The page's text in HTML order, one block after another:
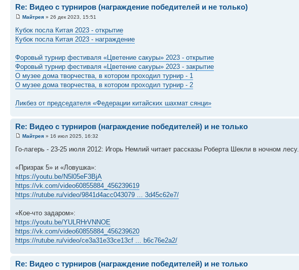
Re: Видео с турниров (награждение победителей и не только)
Майтрея » 26 дек 2023, 15:51
Кубок посла Китая 2023 - открытие
Кубок посла Китая 2023 - награждение
Форовый турнир фестиваля «Цветение сакуры» 2023 - открытие
Форовый турнир фестиваля «Цветение сакуры» 2023 - закрытие
О музее дома творчества, в котором проходил турнир - 1
О музее дома творчества, в котором проходил турнир - 2
Ликбез от председателя «Федерации китайских шахмат сянци»
Re: Видео с турниров (награждение победителей) и не только
Майтрея » 16 июл 2025, 16:32
Го-лагерь - 23-25 июля 2012: Игорь Немлий читает рассказы Роберта Шекли в ночном лесу.
«Призрак 5» и «Ловушка»:
https://youtu.be/N5l05eF3BjA
https://vk.com/video60855884_456239619
https://rutube.ru/video/9841d4acc043079 ... 3d45c62e7/
«Кое-что задаром»:
https://youtu.be/YULRHrVNNOE
https://vk.com/video60855884_456239620
https://rutube.ru/video/ce3a31e33ce13cf ... b6c76e2a2/
Re: Видео с турниров (награждение победителей) и не только